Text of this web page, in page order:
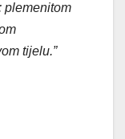
plemenitom
tijelu.”